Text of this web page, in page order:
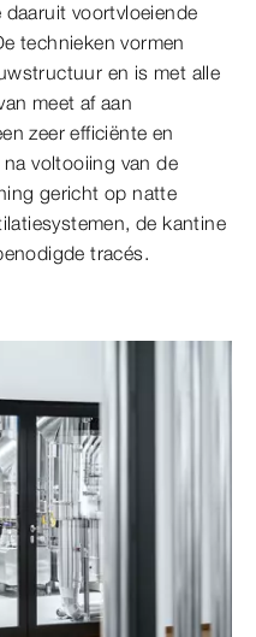
voortvloeiende
technieken vormen
en is met alle
meet af aan
zeer efficiënte en
voltooiing van de
gericht op natte
de kantine
tracés.